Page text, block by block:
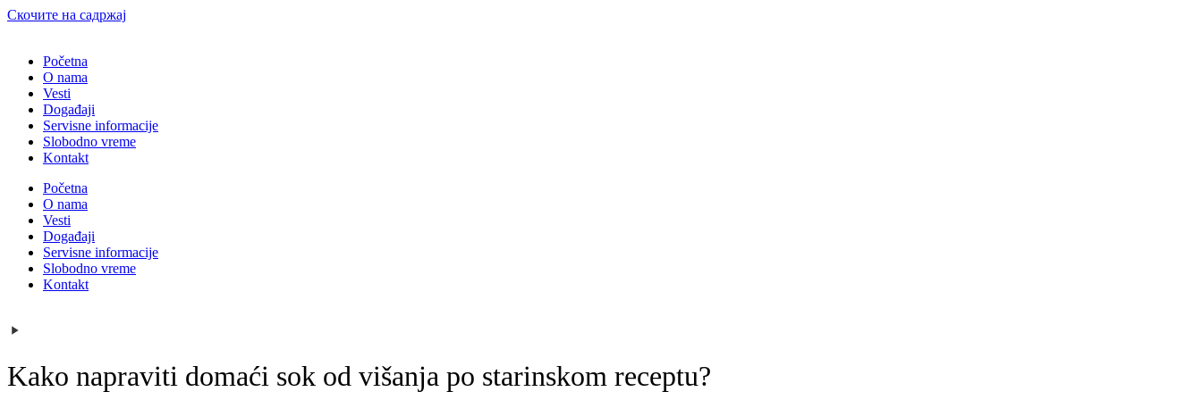
Скочите на садржај
Početna
O nama
Vesti
Događaji
Servisne informacije
Slobodno vreme
Kontakt
Početna
O nama
Vesti
Događaji
Servisne informacije
Slobodno vreme
Kontakt
Kako napraviti domaći sok od višanja po starinskom receptu?